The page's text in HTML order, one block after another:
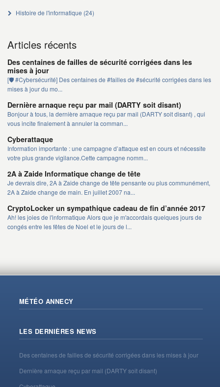
Histoire de l'informatique (24)
Articles récents
Des centaines de failles de sécurité corrigées dans les
mises à jour
[🛡️ #Cybersécurité] Des centaines de #failles de #sécurité corrigées dans les
mises à jour du mo...
Dernière arnaque reçu par mail (DARTY soit disant)
Bonjour à tous, la dernière arnaque reçu par mail (DARTY soit disant) , qui
vous incite finalement à annuler la comman...
Cyberattaque
Information importante : une campagne d’attaque est en cours et nécessite
votre plus grande vigilance.Cette campagne nomm...
2A à Zaide Informatique change de tête
Je devrais dire, 2A à Zaide change de tête pensante ou plus communément,
2A à Zaide change de main. En juillet 2007 na...
CryptoLocker un sympathique cadeau de fin d’année 2017
Ah! les joies de l'informatique Alors que je m'accordais quelques jours de
congés entre les fêtes de Noel et le jours de l...
MÉTÉO ANNECY
LES DERNIÈRES NEWS
Des centaines de failles de sécurité corrigées dans les mises à jour
Dernière arnaque reçu par mail (DARTY soit disant)